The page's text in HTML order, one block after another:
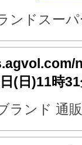
ンドスー
(日)11時
ランド 通